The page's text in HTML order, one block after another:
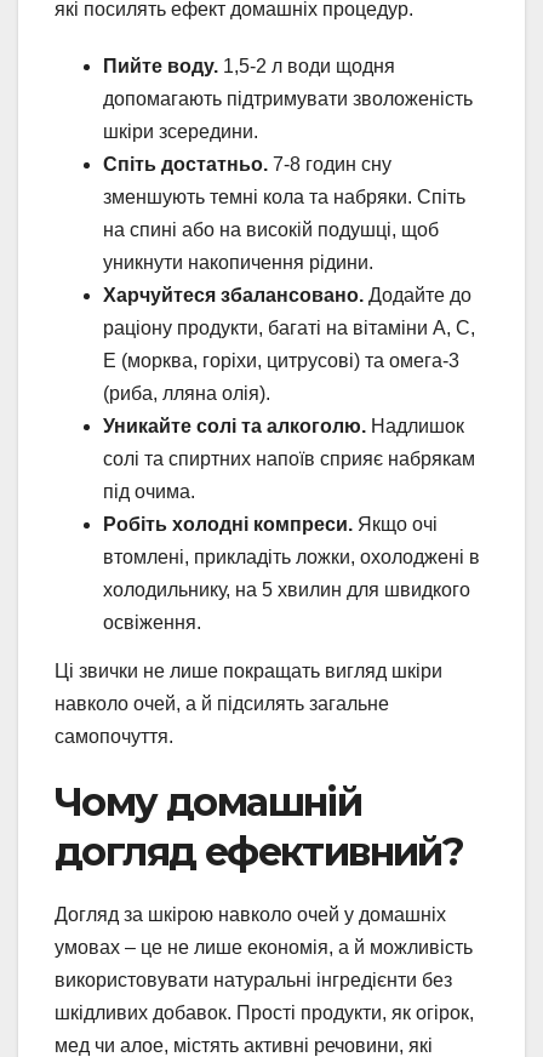
які посилять ефект домашніх процедур.
Пийте воду. 1,5-2 л води щодня
допомагають підтримувати зволоженість
шкіри зсередини.
Спіть достатньо. 7-8 годин сну
зменшують темні кола та набряки. Спіть
на спині або на високій подушці, щоб
уникнути накопичення рідини.
Харчуйтеся збалансовано. Додайте до
раціону продукти, багаті на вітаміни А, С,
Е (морква, горіхи, цитрусові) та омега-3
(риба, лляна олія).
Уникайте солі та алкоголю. Надлишок
солі та спиртних напоїв сприяє набрякам
під очима.
Робіть холодні компреси. Якщо очі
втомлені, прикладіть ложки, охолоджені в
холодильнику, на 5 хвилин для швидкого
освіження.
Ці звички не лише покращать вигляд шкіри
навколо очей, а й підсилять загальне
самопочуття.
Чому домашній
догляд ефективний?
Догляд за шкірою навколо очей у домашніх
умовах – це не лише економія, а й можливість
використовувати натуральні інгредієнти без
шкідливих добавок. Прості продукти, як огірок,
мед чи алое, містять активні речовини, які